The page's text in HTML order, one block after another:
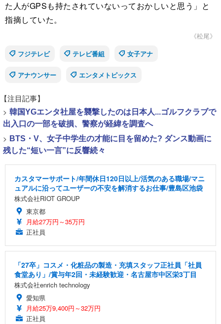
た人がGPSも持たされていないっておかしいと思う」と
指摘していた。
《松尾》
フジテレビ
テレビ番組 女子アナ
アナウンサー エンタメトピックス
【注目記事】
> 韓国YGエンタ社屋を襲撃したのは日本人...ゴルフクラブで
出入口の一部を破損、警察が経緯を調査へ
> BTS・V、女子中学生の才能に目を留めた? ダンス動画に
残した“短い一言”に反響続々
カスタマーサポート/年間休日120日以上/活気のある職場/マニ
ュアルに沿ってユーザーの不安を解消するお仕事/豊島区池袋
株式会社RIOT GROUP
東京都
月給27万円～35万円
正社員
「27卒」コスメ・化粧品の製造・充填スタッフ正社員「社員
食堂あり」/賞与年2回・未経験歓迎・名古屋市中区栄3丁目
株式会社enrich technology
愛知県
月給25万9,400円～32万円
正社員